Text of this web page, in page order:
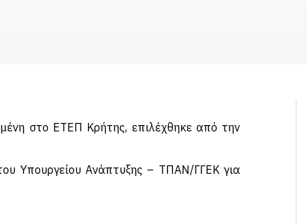
στο ΕΤΕΠ Κρήτης, επιλέχθηκε από την
Υπουργείου Ανάπτυξης – ΤΠΑΝ/ΓΓΕΚ για